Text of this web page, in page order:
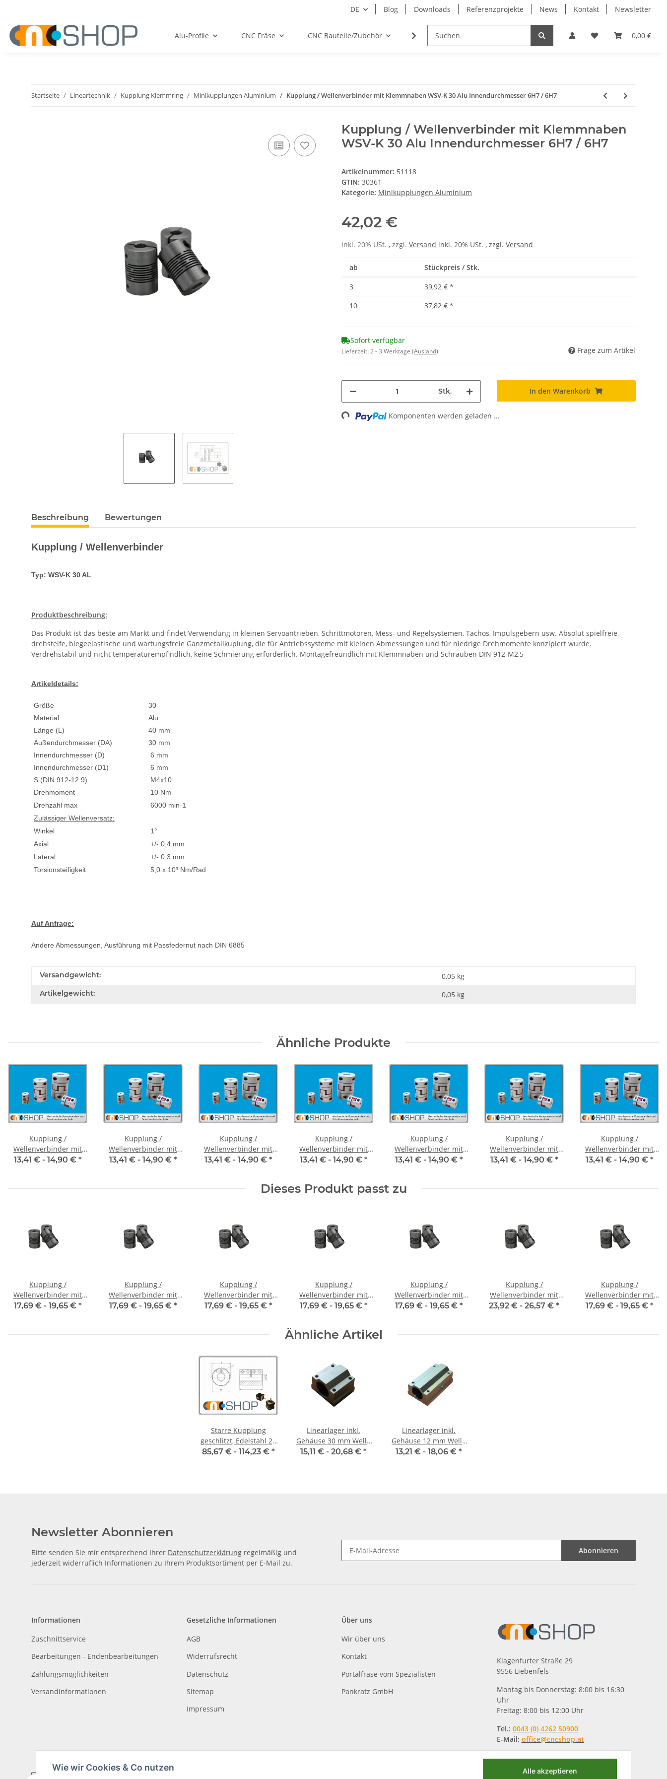
DE Blog Downloads Referenzprojekte News Kontakt Newsletter
0,00 €
Alu-Profile CNC Fräse CNC Bauteile/Zubehör Elektro Lagertechnik Lineartechnik
Startseite Lineartechnik Kupplung Klemmring Minikupplungen Aluminium Kupplung / Wellenverbinder mit Klemmnaben WSV-K 30 Alu Innendurchmesser 6H7 / 6H7
Kupplung / Wellenverbinder mit Klemmnaben
WSV-K 30 Alu Innendurchmesser 6H7 / 6H7
Artikelnummer: 51118
GTIN: 30361
Kategorie: Minikupplungen Aluminium
42,02 €
inkl. 20% USt. , zzgl. Versand inkl. 20% USt. , zzgl. Versand
ab Stückpreis / Stk.
3 39,92 € *
10
37,82 € *
Sofort verfügbar
Lieferzeit:2 - 3 Werktage (Ausland) Frage zum Artikel
Stk. In den Warenkorb
Loading... Komponenten werden geladen ...
Beschreibung Bewertungen
Kupplung / Wellenverbinder
Typ: WSV-K 30 AL
Produktbeschreibung:
Das Produkt ist das beste am Markt und findet Verwendung in kleinen Servoantrieben, Schrittmotoren, Mess- und Regelsystemen, Tachos, Impulsgebern usw. Absolut spielfreie,
drehsteife, biegeelastische und wartungsfreie Ganzmetallkuplung, die für Antriebssysteme mit kleinen Abmessungen und für niedrige Drehmomente konzipiert wurde.
Verdrehstabil und nicht temperaturempfindlich, keine Schmierung erforderlich. Montagefreundlich mit Klemmnaben und Schrauben DIN 912-M2,5
Artikeldetails:
Größe
30
Material
Alu
Länge (L)
40 mm
Außendurchmesser (DA)
30 mm
Innendurchmesser (D)
6 mm
Innendurchmesser (D1)
6 mm
S (DIN 912-12.9)
M4x10
Drehmoment
10 Nm
Drehzahl max
6000 min-1
Zulässiger Wellenversatz:
Winkel
1°
Axial
+/- 0,4 mm
Lateral
+/- 0,3 mm
Torsionsteifigkeit
5,0 x 10³ Nm/Rad
Auf Anfrage:
Andere Abmessungen, Ausführung mit Passfedernut nach DIN 6885
Versandgewicht: 0,05 kg
Artikelgewicht: 0,05 kg
Ähnliche Produkte
Kupplung /
Wellenverbinder mit
Klemmnaben FCT-20C
13,41 € - 14,90 € *
Kupplung /
Wellenverbinder mit
Klemmnaben FCT-20C
13,41 € - 14,90 € *
Kupplung /
Wellenverbinder mit
Klemmnaben FCT-20C
13,41 € - 14,90 € *
Kupplung /
Wellenverbinder mit
Klemmnaben FCT-20C
13,41 € - 14,90 € *
Kupplung /
Wellenverbinder mit
Klemmnaben FCT-20C
13,41 € - 14,90 € *
Kupplung /
Wellenverbinder mit
Klemmnaben FCT-20C
13,41 € - 14,90 € *
Kupplung /
Wellenverbinder mit
Klemmnaben FCT-20C
13,41 € - 14,90 € *
Dieses Produkt passt zu
Kupplung /
Wellenverbinder mit
Klemmnaben WSV-K 16
17,69 € - 19,65 € *
Kupplung /
Wellenverbinder mit
Klemmnaben WSV-K 16
17,69 € - 19,65 € *
Kupplung /
Wellenverbinder mit
Klemmnaben WSV-K 16
17,69 € - 19,65 € *
Kupplung /
Wellenverbinder mit
Klemmnaben WSV-K 16
17,69 € - 19,65 € *
Kupplung /
Wellenverbinder mit
Klemmnaben WSV-K 16
17,69 € - 19,65 € *
Kupplung /
Wellenverbinder mit
Klemmnaben WSV-K 16
23,92 € - 26,57 € *
Kupplung /
Wellenverbinder mit
Klemmnaben WSV-K 18
17,69 € - 19,65 € *
Ähnliche Artikel
Starre Kupplung
geschlitzt, Edelstahl 25
mm, je Stk.
85,67 € - 114,23 € *
Linearlager inkl.
Gehäuse 30 mm Welle
SMA
15,11 € - 20,68 € *
Linearlager inkl.
Gehäuse 12 mm Welle
SMA-L
13,21 € - 18,06 € *
Newsletter Abonnieren
Bitte senden Sie mir entsprechend Ihrer Datenschutzerklärung regelmäßig und
jederzeit widerruflich Informationen zu Ihrem Produktsortiment per E-Mail zu.
Abonnieren
Informationen
Zuschnittservice
Bearbeitungen - Endenbearbeitungen
Zahlungsmöglichkeiten
Versandinformationen
Gesetzliche Informationen
AGB
Widerrufsrecht
Datenschutz
Sitemap
Impressum
Über uns
Wir über uns
Kontakt
Portalfräse vom Spezialisten
Pankratz GmbH
Klagenfurter Straße 29
9556 Liebenfels
Montag bis Donnerstag: 8:00 bis 16:30
Uhr
Freitag: 8:00 bis 12:00 Uhr
Tel.: 0043 (0) 4262 50900
E-Mail: office@cncshop.at
Wie wir Cookies & Co nutzen Alle akzeptieren